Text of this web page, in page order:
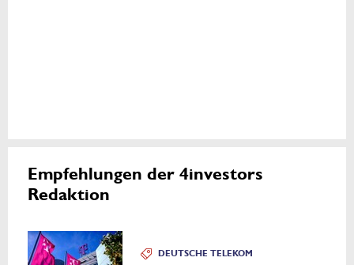
Empfehlungen der 4investors
Redaktion
DEUTSCHE TELEKOM